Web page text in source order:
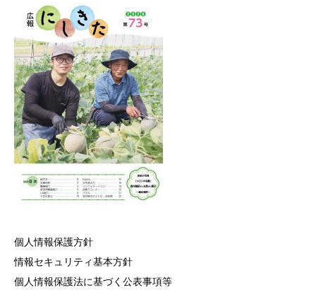
個人情報保護方針
情報セキュリティ基本方針
個人情報保護法に基づく公表事項等